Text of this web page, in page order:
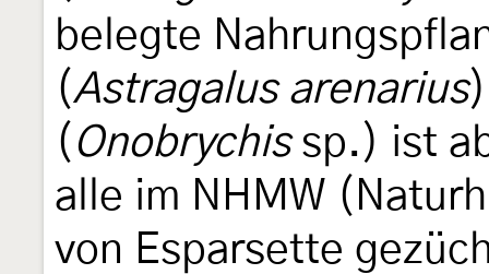
belegte
(Astragalus arenarius
( Onobrychissp.) ist
alle im NHMW
von Esparsette